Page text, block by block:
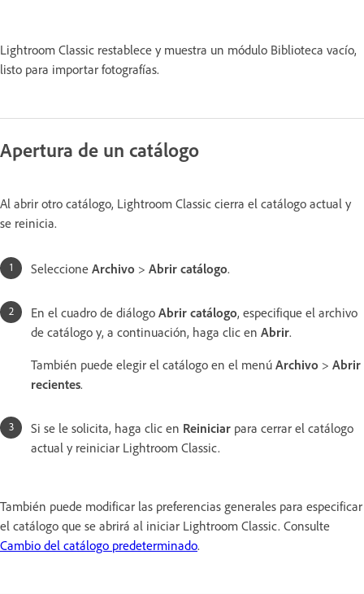
Lightroom Classic restablece y muestra un módulo Biblioteca vacío,
listo para importar fotografías.
Apertura de un catálogo
Al abrir otro catálogo, Lightroom Classic cierra el catálogo actual y
se reinicia.
Seleccione Archivo > Abrir catálogo.
En el cuadro de diálogo Abrir catálogo, especifique el archivo
de catálogo y, a continuación, haga clic en Abrir.
También puede elegir el catálogo en el menú Archivo > Abrir
recientes.
Si se le solicita, haga clic en Reiniciar para cerrar el catálogo
actual y reiniciar Lightroom Classic.
También puede modificar las preferencias generales para especificar
el catálogo que se abrirá al iniciar Lightroom Classic. Consulte
Cambio del catálogo predeterminado.